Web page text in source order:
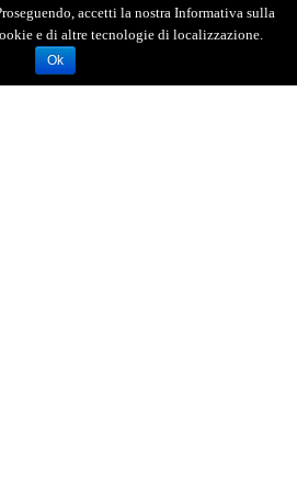
intendono denunciare
al lavoro, al direttore
assessorato e al dirigente
accetti la nostra Informativa sulla
e di altre tecnologie di localizzazione.
Ok